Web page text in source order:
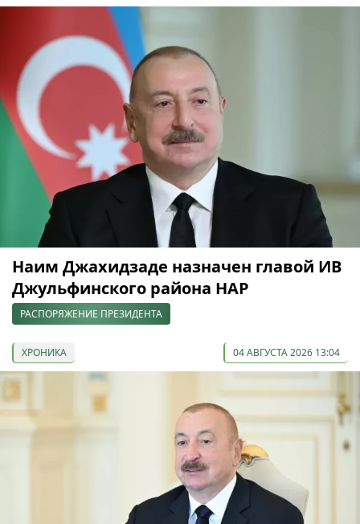
Наим Джахидзаде назначен главой ИВ
Джульфинского района НАР
РАСПОРЯЖЕНИЕ ПРЕЗИДЕНТА
ХРОНИКА 04 АВГУСТА 2026 13:04